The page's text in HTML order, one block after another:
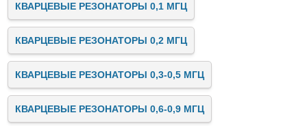
КВАРЦЕВЫЕ РЕЗОНАТОРЫ 0,1 МГЦ
КВАРЦЕВЫЕ РЕЗОНАТОРЫ 0,2 МГЦ
КВАРЦЕВЫЕ РЕЗОНАТОРЫ 0,3-0,5 МГЦ
КВАРЦЕВЫЕ РЕЗОНАТОРЫ 0,6-0,9 МГЦ